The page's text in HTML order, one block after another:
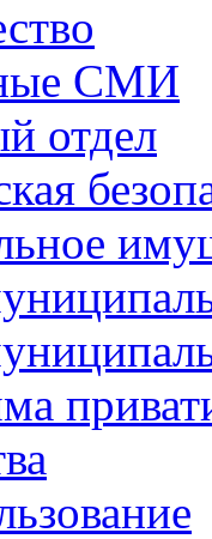
СМИ
отдел